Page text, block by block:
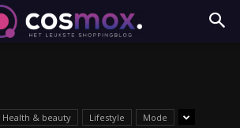
Health & beauty Lifestyle Mode